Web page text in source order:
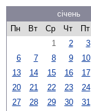
січень
Пн
Вт Ср Чт Пт
1
2 3
6
7 8 9 10
13
14 15 16 17
20
21 22 23 24
27
28 29 30 31